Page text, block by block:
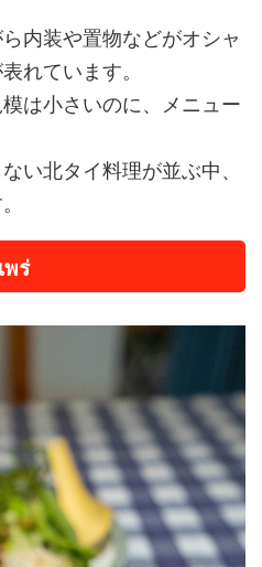
内装や置物などがオシャ
れています。
は小さいのに、メニュー
い北タイ料理が並ぶ中、
พร่